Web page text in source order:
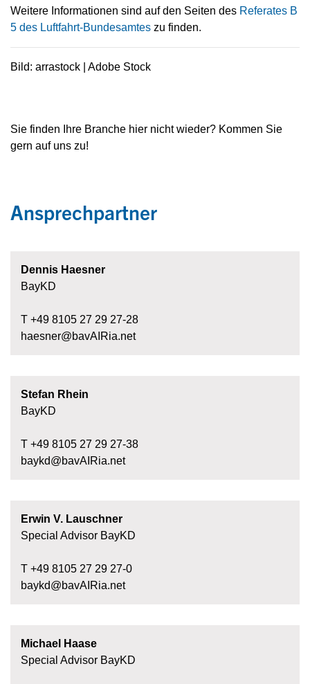
Weitere Informationen sind auf den Seiten des Referates B
5 des Luftfahrt-Bundesamtes zu finden.
Bild: arrastock | Adobe Stock
Sie finden Ihre Branche hier nicht wieder? Kommen Sie
gern auf uns zu!
Ansprechpartner
Dennis Haesner
BayKD
T +49 8105 27 29 27-28
haesner@bavAIRia.net
Stefan Rhein
BayKD
T +49 8105 27 29 27-38
baykd@bavAIRia.net
Erwin V. Lauschner
Special Advisor BayKD
T +49 8105 27 29 27-0
baykd@bavAIRia.net
Michael Haase
Special Advisor BayKD